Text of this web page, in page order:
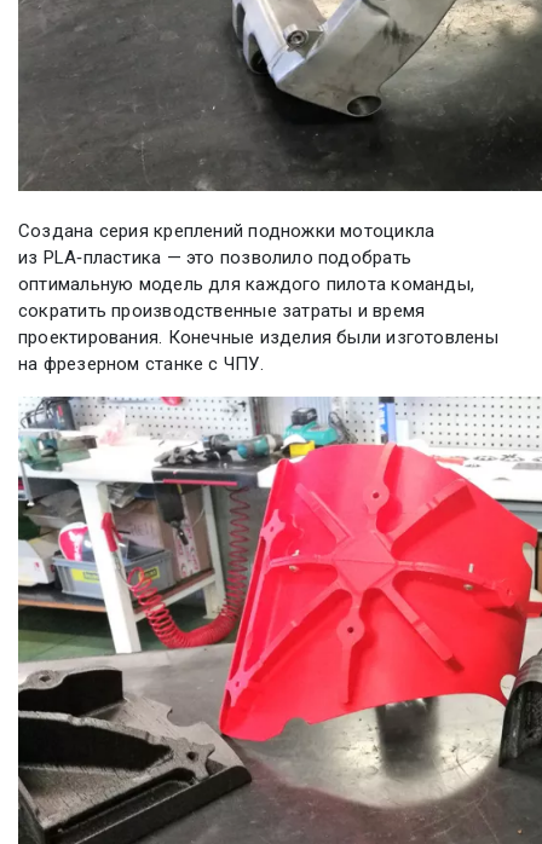
Создана серия креплений подножки мотоцикла
из PLA‑пластика — это позволило подобрать
оптимальную модель для каждого пилота команды,
сократить производственные затраты и время
проектирования. Конечные изделия были изготовлены
на фрезерном станке с ЧПУ.